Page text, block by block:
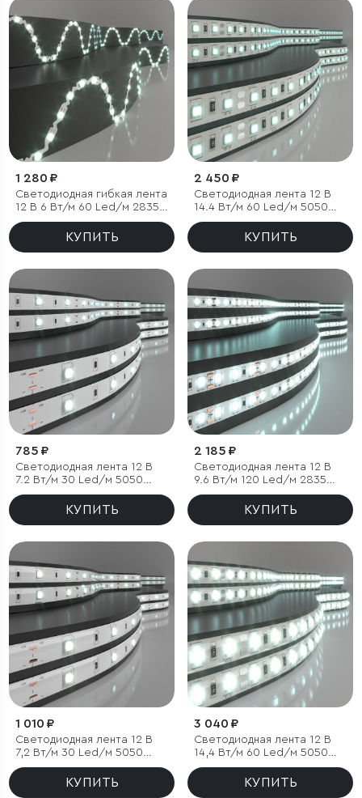
1 280 ₽
Светодиодная гибкая лента
12 В 6 Вт/м 60 Led/м 2835
IP20, холодный белый
6500K, 5 мКУПИТЬ
2 450 ₽
Светодиодная лента 12 В
14.4 Вт/м 60 Led/м 5050
IP20, холодный белый
6500К, 5 мКУПИТЬ
785 ₽
Светодиодная лента 12 В
7.2 Вт/м 30 Led/м 5050
IP20, холодный белый
6500К, 5 мКУПИТЬ
2 185 ₽
Светодиодная лента 12 В
9.6 Вт/м 120 Led/м 2835
IP20, холодный белый
6500К, 5 мКУПИТЬ
1 010 ₽
Светодиодная лента 12 В
7,2 Вт/м 30 Led/м 5050
IP65, холодный белый
6500К, 5 мКУПИТЬ
3 040 ₽
Светодиодная лента 12 В
14,4 Вт/м 60 Led/м 5050
IP65, холодный белый
6500К, 5 мКУПИТЬ